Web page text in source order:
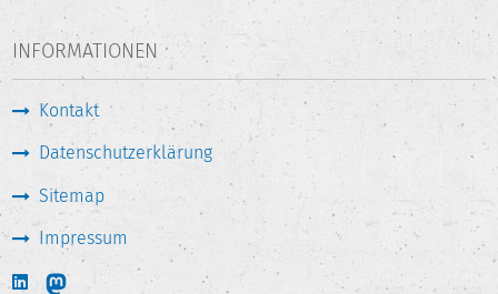
INFORMATIONEN
Kontakt
Datenschutzerklärung
Sitemap
Impressum